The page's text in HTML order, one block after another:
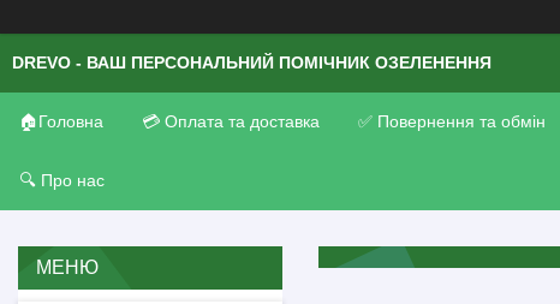
DREVO - ВАШ ПЕРСОНАЛЬНИЙ ПОМІЧНИК ОЗЕЛЕНЕННЯ
🏠Головна 💳 Оплата та доставка ✅ Повернення та обмін
🔍 Про нас